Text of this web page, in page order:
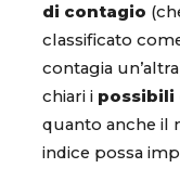
di contagio
classificato
contagia
chiari i possibili
quanto anche il
indice possa